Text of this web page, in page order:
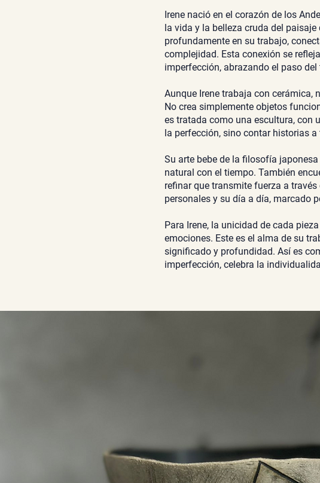
Irene nació en el corazón de los
la vida y la belleza cruda del
profundamente en su trabajo,
complejidad. Esta conexión se
imperfección, abrazando el paso
Aunque Irene trabaja con cerámica,
No crea simplemente objetos
es tratada como una escultura, con
la perfección, sino contar historias
Su arte bebe de la filosofía
natural con el tiempo. También
refinar que transmite fuerza a
personales y su día a día, marcado
Para Irene, la unicidad de cada
emociones. Este es el alma de su
significado y profundidad. Así es
imperfección, celebra la